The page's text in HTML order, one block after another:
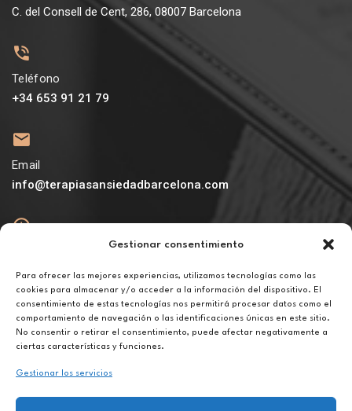
Gestionar consentimiento
Para ofrecer las mejores experiencias, utilizamos tecnologías como las
cookies para almacenar y/o acceder a la información del dispositivo. El
consentimiento de estas tecnologías nos permitirá procesar datos como el
comportamiento de navegación o las identificaciones únicas en este sitio.
No consentir o retirar el consentimiento, puede afectar negativamente a
ciertas características y funciones.
Gestionar los servicios
C. del Consell de Cent, 286, 08007 Barcelona
Teléfono
+34 653 91 21 79
Email
info@terapiasansiedadbarcelona.com
De lunes a viernes de 10h a 20h
Aviso legal
Política de privacidad
Política de cookies